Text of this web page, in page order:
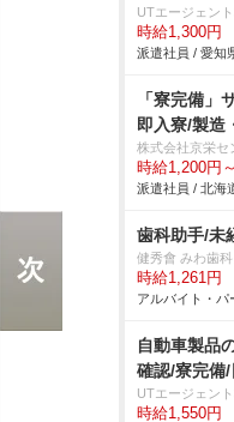
UTエージェン
時給1,300円
派遣社員 / 愛知
「寮完備」
即入寮/製造
株式会社京栄セ
時給1,200円
派遣社員 / 北海
歯科助手/未
健秀會 みわ歯
時給1,261円
アルバイト・パ
自動車製品
確認/寮完備
UTエージェン
時給1,550円